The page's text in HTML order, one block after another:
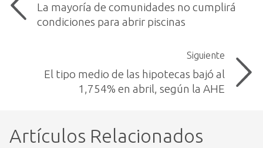
La mayoría de comunidades no cumplirá
condiciones para abrir piscinas
Siguiente
El tipo medio de las hipotecas bajó al
1,754% en abril, según la AHE
Artículos Relacionados